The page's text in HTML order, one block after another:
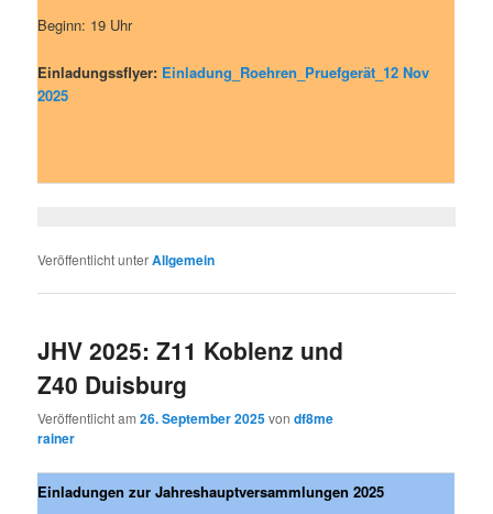
Beginn: 19 Uhr
Einladungssflyer: Einladung_Roehren_Pruefgerät_12 Nov
2025
Veröffentlicht unterAllgemein
JHV 2025: Z11 Koblenz und
Z40 Duisburg
Veröffentlicht am26. September 2025vondf8me
rainer
Einladungen zur Jahreshauptversammlungen 2025